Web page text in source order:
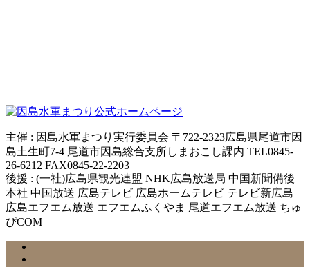
主催 : 因島水軍まつり実行委員会 〒722-2323広島県尾道市因
島土生町7-4 尾道市因島総合支所しまおこし課内 TEL0845-
26-6212 FAX0845-22-2203
後援 : (一社)広島県観光連盟 NHK広島放送局 中国新聞備後
本社 中国放送 広島テレビ 広島ホームテレビ テレビ新広島
広島エフエム放送 エフエムふくやま 尾道エフエム放送 ちゅ
ぴCOM